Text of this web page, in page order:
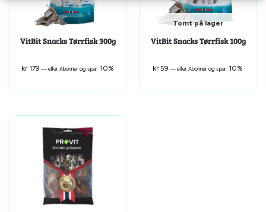
VitBit Snacks Tørrfisk 300g
kr 179 —eller Abonner og spar 10%
Tomt på lager
VitBit Snacks Tørrfisk 100g
kr 59 —eller Abonner og spar 10%